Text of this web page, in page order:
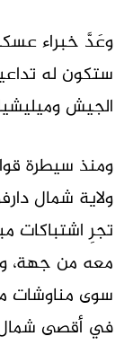
وعَدَّ خبراء
ستكون له
الجيش وميليشيا
ومنذ سيطرة
ولاية شمال
تجرِ اشتباكات
معه من جهة،
سوى مناوشات
في أقصى شمال